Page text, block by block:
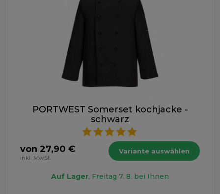
PORTWEST Somerset kochjacke -
schwarz
von 27,90 €
inkl. MwSt.
Variante auswählen
Auf Lager, Freitag 7. 8. bei Ihnen